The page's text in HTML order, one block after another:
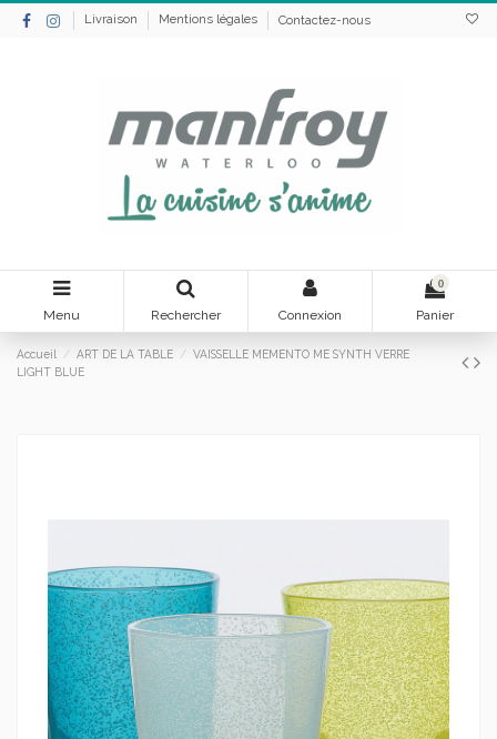
Livraison Mentions légales Contactez-nous
Menu Rechercher Connexion
0
Panier
Accueil ART DE LA TABLE
VAISSELLE MEMENTO ME SYNTH VERRE
LIGHT BLUE